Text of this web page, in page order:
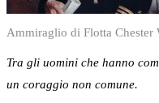
Ammiraglio di Flotta Chester
Tra gli uomini che hanno
un coraggio non comune.